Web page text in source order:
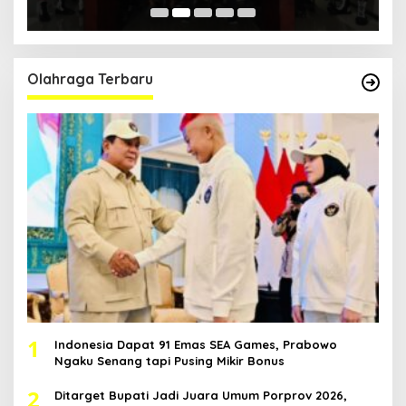
Olahraga Terbaru
1
Indonesia Dapat 91 Emas SEA Games, Prabowo
Ngaku Senang tapi Pusing Mikir Bonus
2
Ditarget Bupati Jadi Juara Umum Porprov 2026,